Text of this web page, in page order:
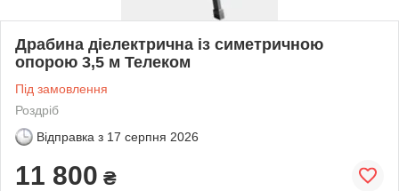
Драбина діелектрична із симетричною
опорою 3,5 м Телеком
Під замовлення
Роздріб
Відправка з 17 серпня 2026
11 800 ₴